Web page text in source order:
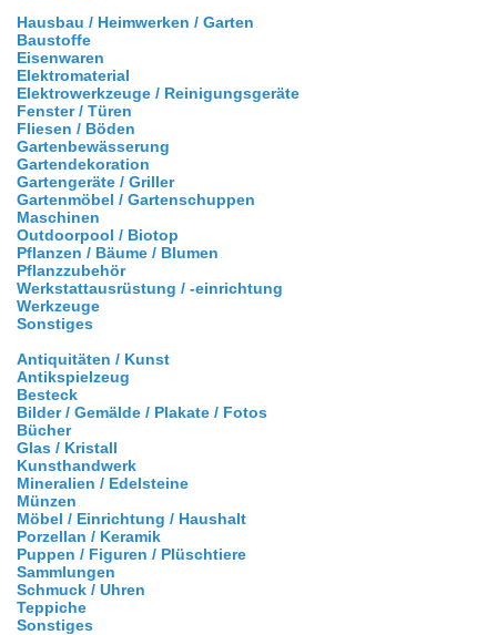
Hausbau / Heimwerken / Garten
Baustoffe
Eisenwaren
Elektromaterial
Elektrowerkzeuge / Reinigungsgeräte
Fenster / Türen
Fliesen / Böden
Gartenbewässerung
Gartendekoration
Gartengeräte / Griller
Gartenmöbel / Gartenschuppen
Maschinen
Outdoorpool / Biotop
Pflanzen / Bäume / Blumen
Pflanzzubehör
Werkstattausrüstung / -einrichtung
Werkzeuge
Sonstiges
Antiquitäten / Kunst
Antikspielzeug
Besteck
Bilder / Gemälde / Plakate / Fotos
Bücher
Glas / Kristall
Kunsthandwerk
Mineralien / Edelsteine
Münzen
Möbel / Einrichtung / Haushalt
Porzellan / Keramik
Puppen / Figuren / Plüschtiere
Sammlungen
Schmuck / Uhren
Teppiche
Sonstiges